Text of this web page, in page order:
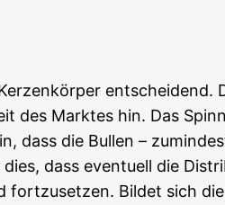
des Mark­tes hin. Das
dass die Bul­len –
dass even­tu­ell die
Bil­det sich